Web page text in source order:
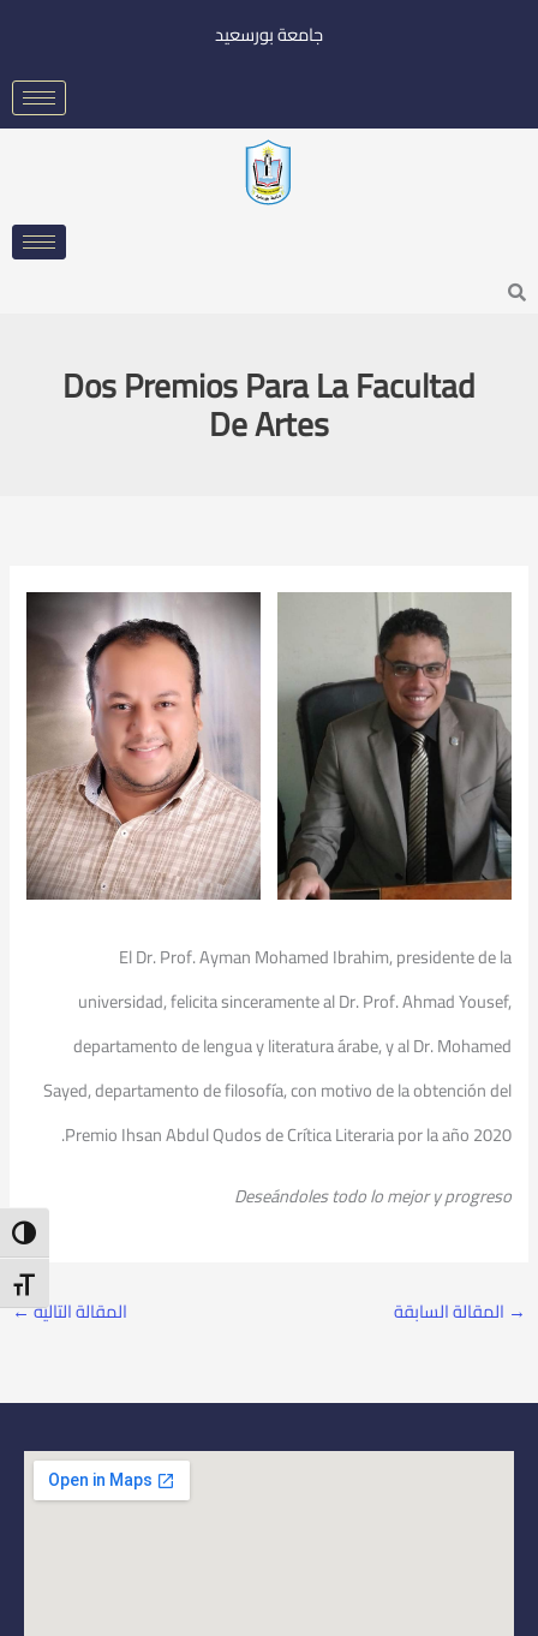
جامعة بورسعيد
Search
Dos Premios Para La Facultad
De Artes
El Dr. Prof. Ayman Mohamed Ibrahim, presidente de la
universidad, felicita sinceramente al Dr. Prof. Ahmad Yousef,
departamento de lengua y literatura árabe, y al Dr. Mohamed
Sayed, departamento de filosofía, con motivo de la obtención del
Premio Ihsan Abdul Qudos de Crítica Literaria por la año 2020.
Deseándoles todo lo mejor y progreso
→ المقالة السابقة المقالة التالية←